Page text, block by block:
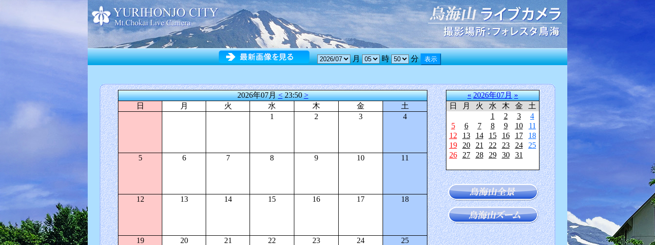
月 時 分
2026年07月<23:50>
日
月 火 水 木 金
土
1
2 3 4
5 6 7 8 9 10 11
12 13 14 15 16 17 18
19 20 21 22 23 24 25
« 2026年07月 »
日
月 火 水 木 金
土
1
2 3
4
5
6 7 8 9 10
11
12
13 14 15 16 17
18
19
20 21 22 23 24
25
26
27 28 29 30 31